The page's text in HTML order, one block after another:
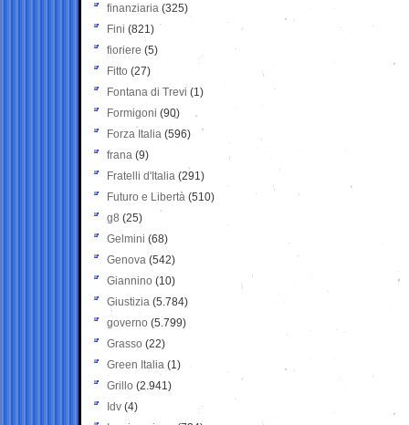
finanziaria (325)
Fini (821)
fioriere (5)
Fitto (27)
Fontana di Trevi (1)
Formigoni (90)
Forza Italia (596)
frana (9)
Fratelli d'Italia (291)
Futuro e Libertà (510)
g8 (25)
Gelmini (68)
Genova (542)
Giannino (10)
Giustizia (5.784)
governo (5.799)
Grasso (22)
Green Italia (1)
Grillo (2.941)
Idv (4)